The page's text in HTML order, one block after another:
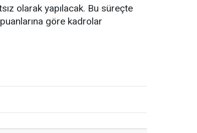
olarak yapılacak. Bu süreçte
göre kadrolar